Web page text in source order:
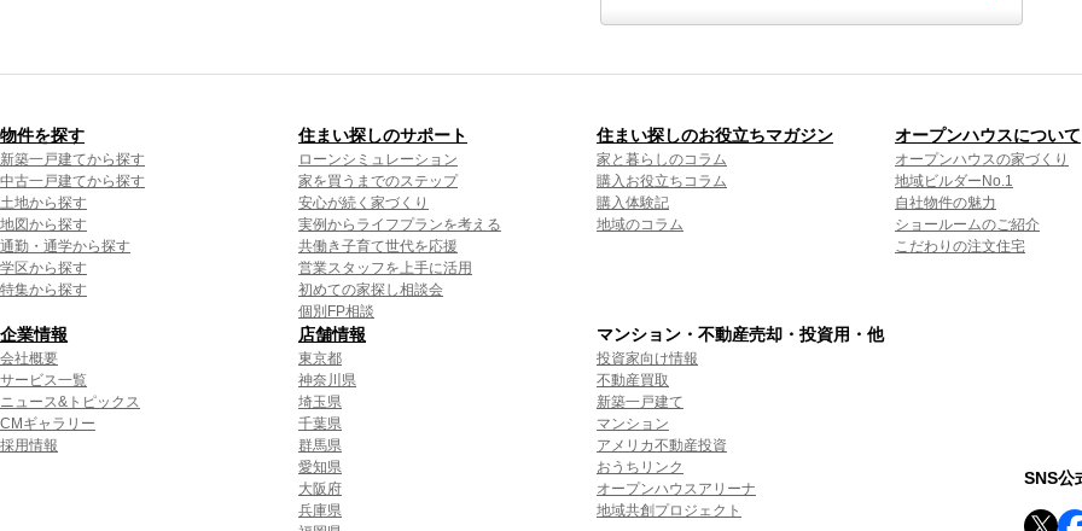
物件を探す
新築一戸建てから探す
中古一戸建てから探す
土地から探す
地図から探す
通勤・通学から探す
学区から探す
特集から探す
住まい探しのサポート
ローンシミュレーション
家を買うまでのステップ
安心が続く家づくり
実例からライフプランを考える
共働き子育て世代を応援
営業スタッフを上手に活用
初めての家探し相談会
個別FP相談
住まい探しのお役立ちマガジン
家と暮らしのコラム
購入お役立ちコラム
購入体験記
地域のコラム
オープンハウスについて
オープンハウスの家づくり
地域ビルダーNo.1
自社物件の魅力
ショールームのご紹介
こだわりの注文住宅
企業情報
会社概要
サービス一覧
ニュース&トピックス
CMギャラリー
採用情報
店舗情報
東京都
神奈川県
埼玉県
千葉県
群馬県
愛知県
大阪府
兵庫県
マンション・不動産売却・投資用・他
投資家向け情報
不動産買取
新築一戸建て
マンション
アメリカ不動産投資
おうちリンク
オープンハウスアリーナ
地域共創プロジェクト
SNS公